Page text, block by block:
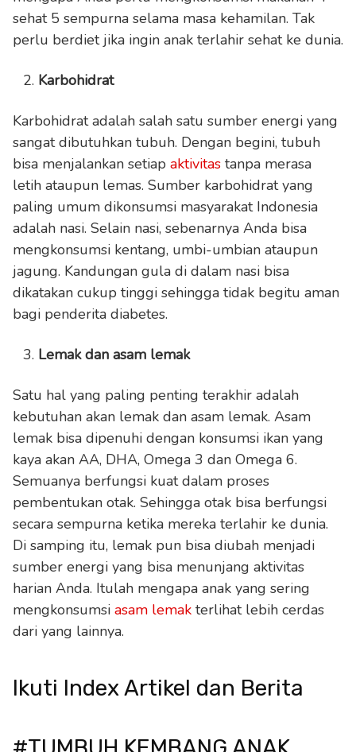
sehat 5 sempurna selama masa kehamilan. Tak
perlu berdiet jika ingin anak terlahir sehat ke dunia.
Karbohidrat
Karbohidrat adalah salah satu sumber energi yang
sangat dibutuhkan tubuh. Dengan begini, tubuh
bisa menjalankan setiap aktivitas tanpa merasa
letih ataupun lemas. Sumber karbohidrat yang
paling umum dikonsumsi masyarakat Indonesia
adalah nasi. Selain nasi, sebenarnya Anda bisa
mengkonsumsi kentang, umbi-umbian ataupun
jagung. Kandungan gula di dalam nasi bisa
dikatakan cukup tinggi sehingga tidak begitu aman
bagi penderita diabetes.
Lemak dan asam lemak
Satu hal yang paling penting terakhir adalah
kebutuhan akan lemak dan asam lemak. Asam
lemak bisa dipenuhi dengan konsumsi ikan yang
kaya akan AA, DHA, Omega 3 dan Omega 6.
Semuanya berfungsi kuat dalam proses
pembentukan otak. Sehingga otak bisa berfungsi
secara sempurna ketika mereka terlahir ke dunia.
Di samping itu, lemak pun bisa diubah menjadi
sumber energi yang bisa menunjang aktivitas
harian Anda. Itulah mengapa anak yang sering
mengkonsumsi asam lemak terlihat lebih cerdas
dari yang lainnya.
Ikuti Index Artikel dan Berita